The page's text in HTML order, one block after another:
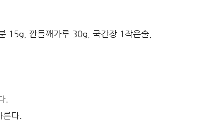
15g, 깐들깨가루 30g, 국간장 1작은술,
.
른다.